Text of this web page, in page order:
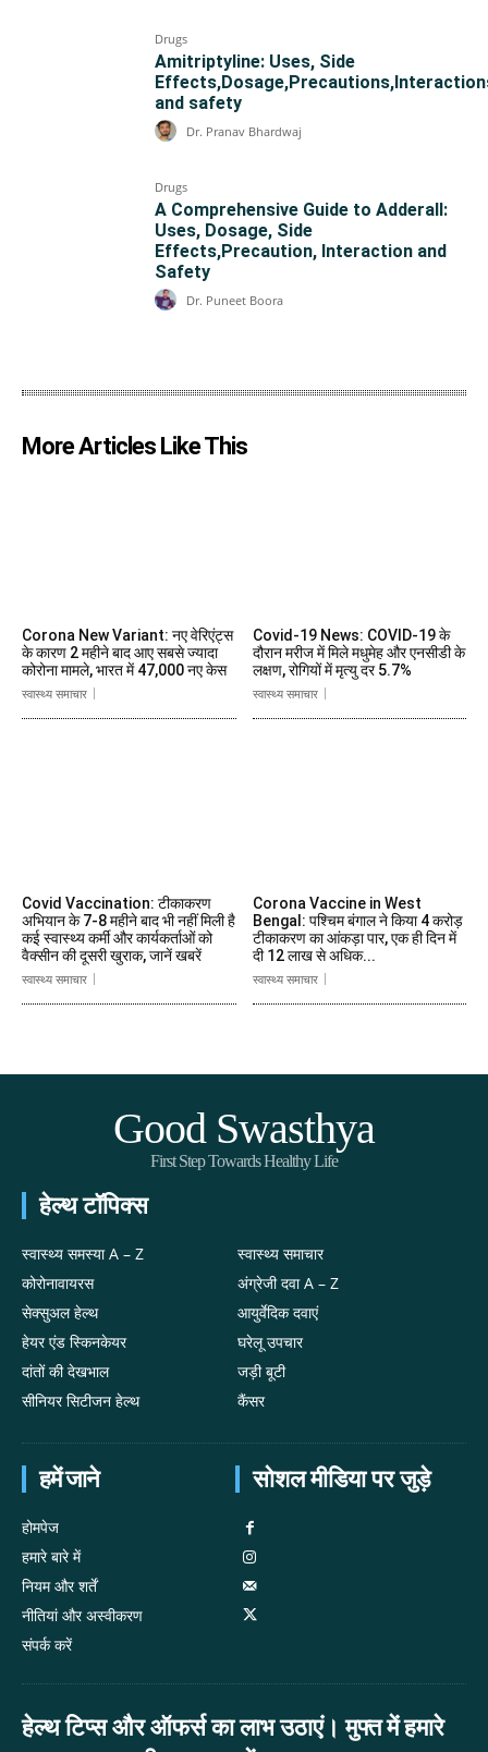
Drugs
Amitriptyline: Uses, Side
and safety
Dr. Pranav Bhardwaj
Drugs
A Comprehensive Guide to Adderall:
Uses, Dosage, Side
Effects,Precaution, Interaction and
Safety
Dr. Puneet Boora
More Articles Like This
Corona New Variant: नए वेरिएंट्स
के कारण 2 महीने बाद आए सबसे ज्यादा
कोरोना मामले, भारत में 47,000 नए केस
स्वास्थ्य समाचार
Covid-19 News: COVID-19 के
दौरान मरीज में मिले मधुमेह और एनसीडी के
लक्षण, रोगियों में मृत्यु दर 5.7%
स्वास्थ्य समाचार
Covid Vaccination: टीकाकरण
अभियान के 7-8 महीने बाद भी नहीं मिली है
कई स्वास्थ्य कर्मी और कार्यकर्ताओं को
वैक्सीन की दूसरी खुराक, जानें खबरें
स्वास्थ्य समाचार
Corona Vaccine in West
Bengal: पश्चिम बंगाल ने किया 4 करोड़
टीकाकरण का आंकड़ा पार, एक ही दिन में
दी 12 लाख से अधिक...
स्वास्थ्य समाचार
Good Swasthya
First Step Towards Healthy Life
हेल्थ टॉपिक्स
स्वास्थ्य समस्या A – Z
कोरोनावायरस
सेक्सुअल हेल्थ
हेयर एंड स्किनकेयर
दांतों की देखभाल
सीनियर सिटीजन हेल्थ
स्वास्थ्य समाचार
अंग्रेजी दवा A – Z
आयुर्वेदिक दवाएं
घरेलू उपचार
जड़ी बूटी
कैंसर
हमें जाने
होमपेज
हमारे बारे में
नियम और शर्तें
नीतियां और अस्वीकरण
संपर्क करें
सोशल मीडिया पर जुड़े
हेल्थ टिप्स और ऑफर्स का लाभ उठाएं। मुफ्त में हमारे